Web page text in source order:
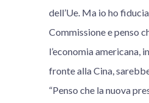
dell’Ue. Ma io ho
Commissione e penso
l’economia americana,
fronte alla Cina,
“Penso che la nuova